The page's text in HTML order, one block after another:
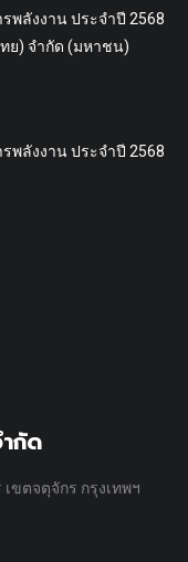
พลังงาน ประจำปี 2568
ทย) จำกัด (มหาชน)
พลังงาน ประจำปี 2568
กัด
ขตจตุจักร กรุงเทพฯ